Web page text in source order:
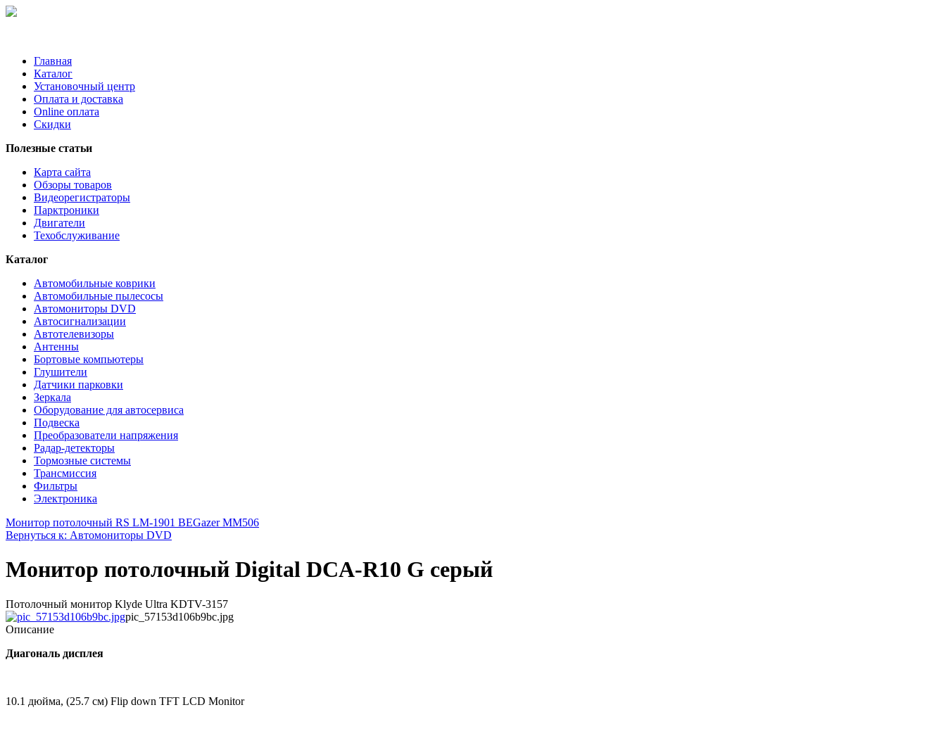
Главная
Каталог
Установочный центр
Оплата и доставка
Online оплата
Скидки
Полезные статьи
Карта сайта
Обзоры товаров
Видеорегистраторы
Парктроники
Двигатели
Техобслуживание
Каталог
Автомобильные коврики
Автомобильные пылесосы
Автомониторы DVD
Автосигнализации
Автотелевизоры
Антенны
Бортовые компьютеры
Глушители
Датчики парковки
Зеркала
Оборудование для автосервиса
Подвеска
Преобразователи напряжения
Радар-детекторы
Тормозные системы
Трансмиссия
Фильтры
Электроника
Монитор потолочный RS LM-1901 BEGazer MM506
Вернуться к: Автомониторы DVD
Монитор потолочный Digital DCA-R10 G серый
Потолочный монитор Klyde Ultra KDTV-3157
pic_57153d106b9bc.jpg
Описание
Диагональ дисплея
10.1 дюйма, (25.7 см) Flip down TFT LCD Monitor